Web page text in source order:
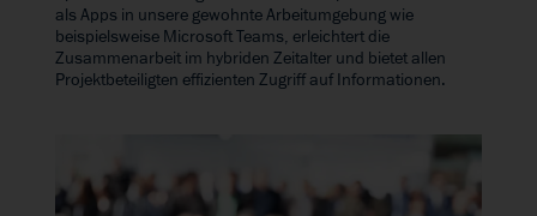
als Apps in unsere gewohnte Arbeitumgebung wie
beispielsweise Microsoft Teams, erleichtert die
Zusammenarbeit im hybriden Zeitalter und bietet allen
Projektbeteiligten effizienten Zugriff auf Informationen.